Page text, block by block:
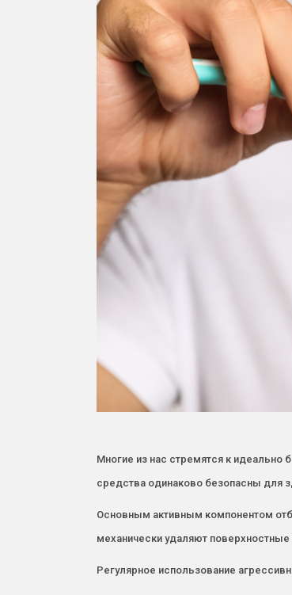
Многие из нас стремятся к
средства одинаково безопасны для
Основным активным компонентом
механически удаляют
Регулярное использование